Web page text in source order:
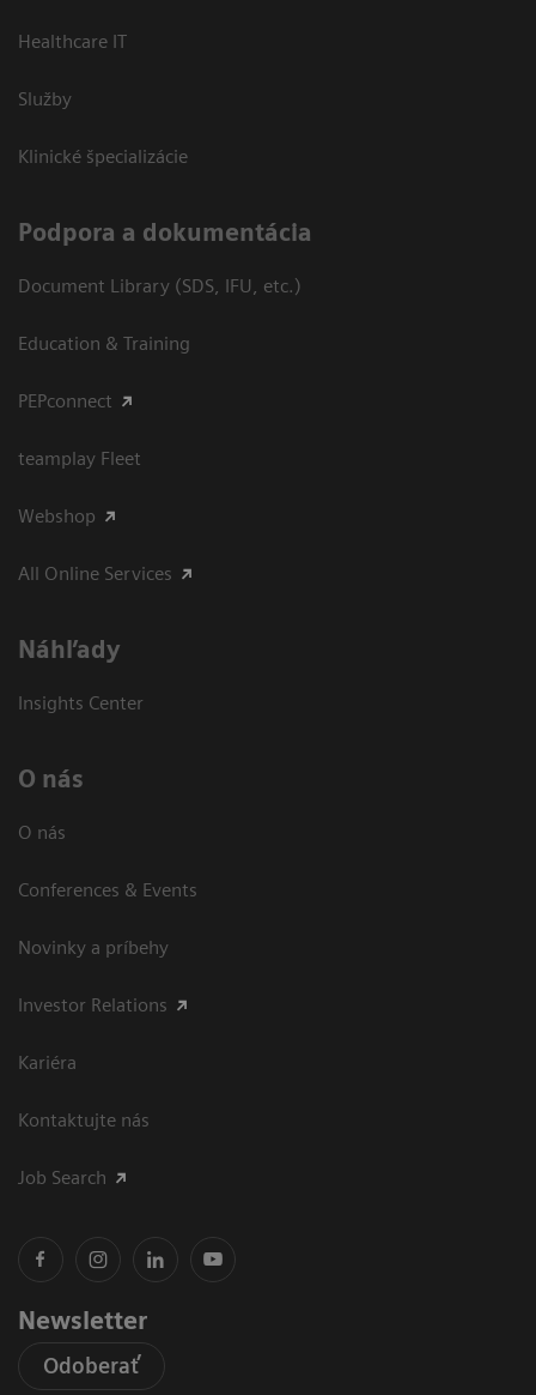
Healthcare IT
Služby
Klinické špecializácie
Podpora a dokumentácia
Document Library (SDS, IFU, etc.)
Education & Training
PEPconnect
teamplay Fleet
Webshop
All Online Services
Náhľady
Insights Center
O nás
O nás
Conferences & Events
Novinky a príbehy
Investor Relations
Kariéra
Kontaktujte nás
Job Search
Newsletter
Odoberať